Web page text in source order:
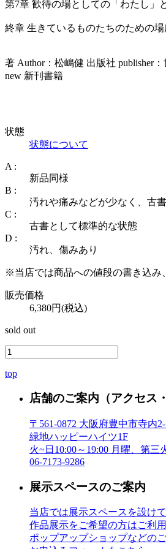
第7章 歓待の場としての「わたし」
終章 生きているものたちのための場
著 Author：松嶋健 出版社 publisher
new 新刊書籍
状態
状態について
A :
新品同様
B :
汚れや痛みなどが少なく、古
C :
古書として標準的な状態
D :
汚れ、傷みあり
※当店では商品への値段の書き込み
販売価格
6,380円(税込)
sold out
top
店舗のご案内 （アクセス
〒561-0872 大阪府豊中市寺内2-
緑地ハッピーハイツ1F
火~日10:00～19:00 月曜、第三
06-7173-9286
展示スペースのご案内
当店では展示スペースを設けて
作品展示をご希望の方はご利用
ポップアップショップなどの